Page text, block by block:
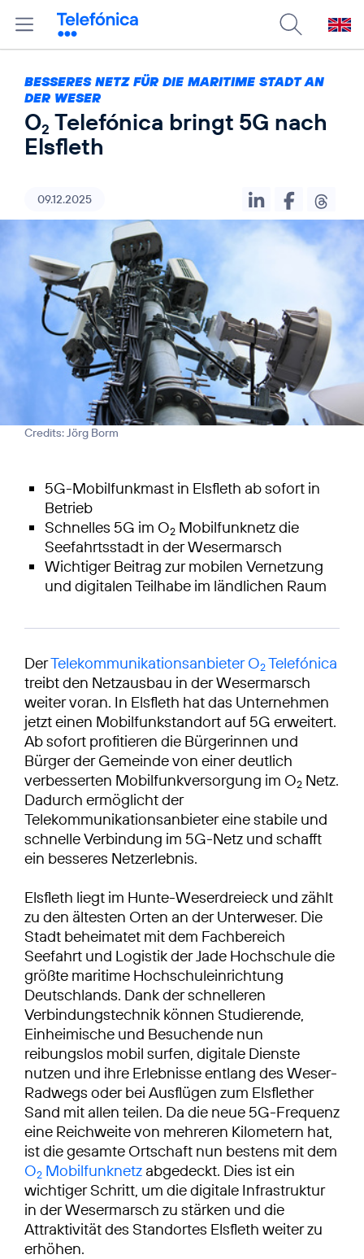
BESSERES NETZ FÜR DIE MARITIME STADT AN
DER WESER
O2 Telefónica bringt 5G nach
Elsfleth
09.12.2025
Credits: Jörg Borm
5G-Mobilfunkmast in Elsfleth ab sofort in
Betrieb
Schnelles 5G im O2 Mobilfunknetz die
Seefahrtsstadt in der Wesermarsch
Wichtiger Beitrag zur mobilen Vernetzung
und digitalen Teilhabe im ländlichen Raum
DerTelekommunikationsanbieter O2Telefónica
treibt den Netzausbau in der Wesermarsch
weiter voran. In Elsfleth hat das Unternehmen
jetzt einen Mobilfunkstandort auf 5G erweitert.
Ab sofort profitieren die Bürgerinnen und
Bürger der Gemeinde von einer deutlich
verbesserten Mobilfunkversorgung im O2 Netz.
Dadurch ermöglicht der
Telekommunikationsanbieter eine stabile und
schnelle Verbindung im 5G-Netz und schafft
ein besseres Netzerlebnis.
Elsfleth liegt im Hunte-Weserdreieck und zählt
zu den ältesten Orten an der Unterweser. Die
Stadt beheimatet mit dem Fachbereich
Seefahrt und Logistik der Jade Hochschule die
größte maritime Hochschuleinrichtung
Deutschlands. Dank der schnelleren
Verbindungstechnik können Studierende,
Einheimische und Besuchende nun
reibungslos mobil surfen, digitale Dienste
nutzen und ihre Erlebnisse entlang des Weser-
Radwegs oder bei Ausflügen zum Elsflether
Sand mit allen teilen. Da die neue 5G-Frequenz
eine Reichweite von mehreren Kilometern hat,
ist die gesamte Ortschaft nun bestens mit dem
O2 Mobilfunknetz abgedeckt. Dies ist ein
wichtiger Schritt, um die digitale Infrastruktur
in der Wesermarsch zu stärken und die
Attraktivität des Standortes Elsfleth weiter zu
erhöhen.